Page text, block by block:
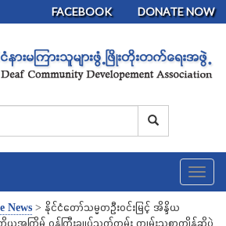
FACEBOOK DONATE NOW
T
o
g
News > နိုင်ငံတော်သမ္မတဦးဝင်းမြင့် အိန္ဒိယ
ယအကြိမ် ဝန်ကြီးချုပ်သက်တမ်း ကျမ်းသစ္စာကျိန်ဆိုပွဲ